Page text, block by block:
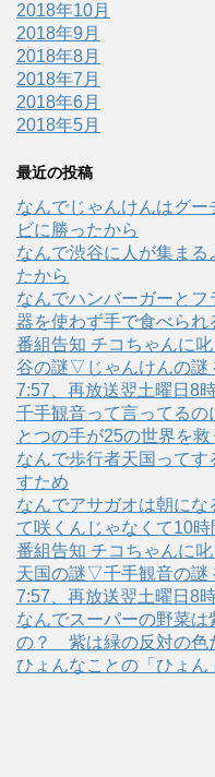
2018年10月
2018年9月
2018年8月
2018年7月
2018年6月
2018年5月
最近の投稿
なんでじゃんけんはグ
ビに勝ったから
なんで渋谷に人が集ま
たから
なんでハンバーガーと
器を使わず手で食べられ
番組告知 チコちゃんに
谷の謎▽じゃんけんの謎
7:57、再放送翌土曜日8
千手観音って言ってる
とつの手が25の世界を救
なんで歩行者天国って
すため
なんでアサガオは朝に
て咲くんじゃなくて10
番組告知 チコちゃんに
天国の謎▽千手観音の謎
7:57、再放送翌土曜日8
なんでスーパーの野菜
の？ 紫は緑の反対の色
ひょんなことの「ひょ